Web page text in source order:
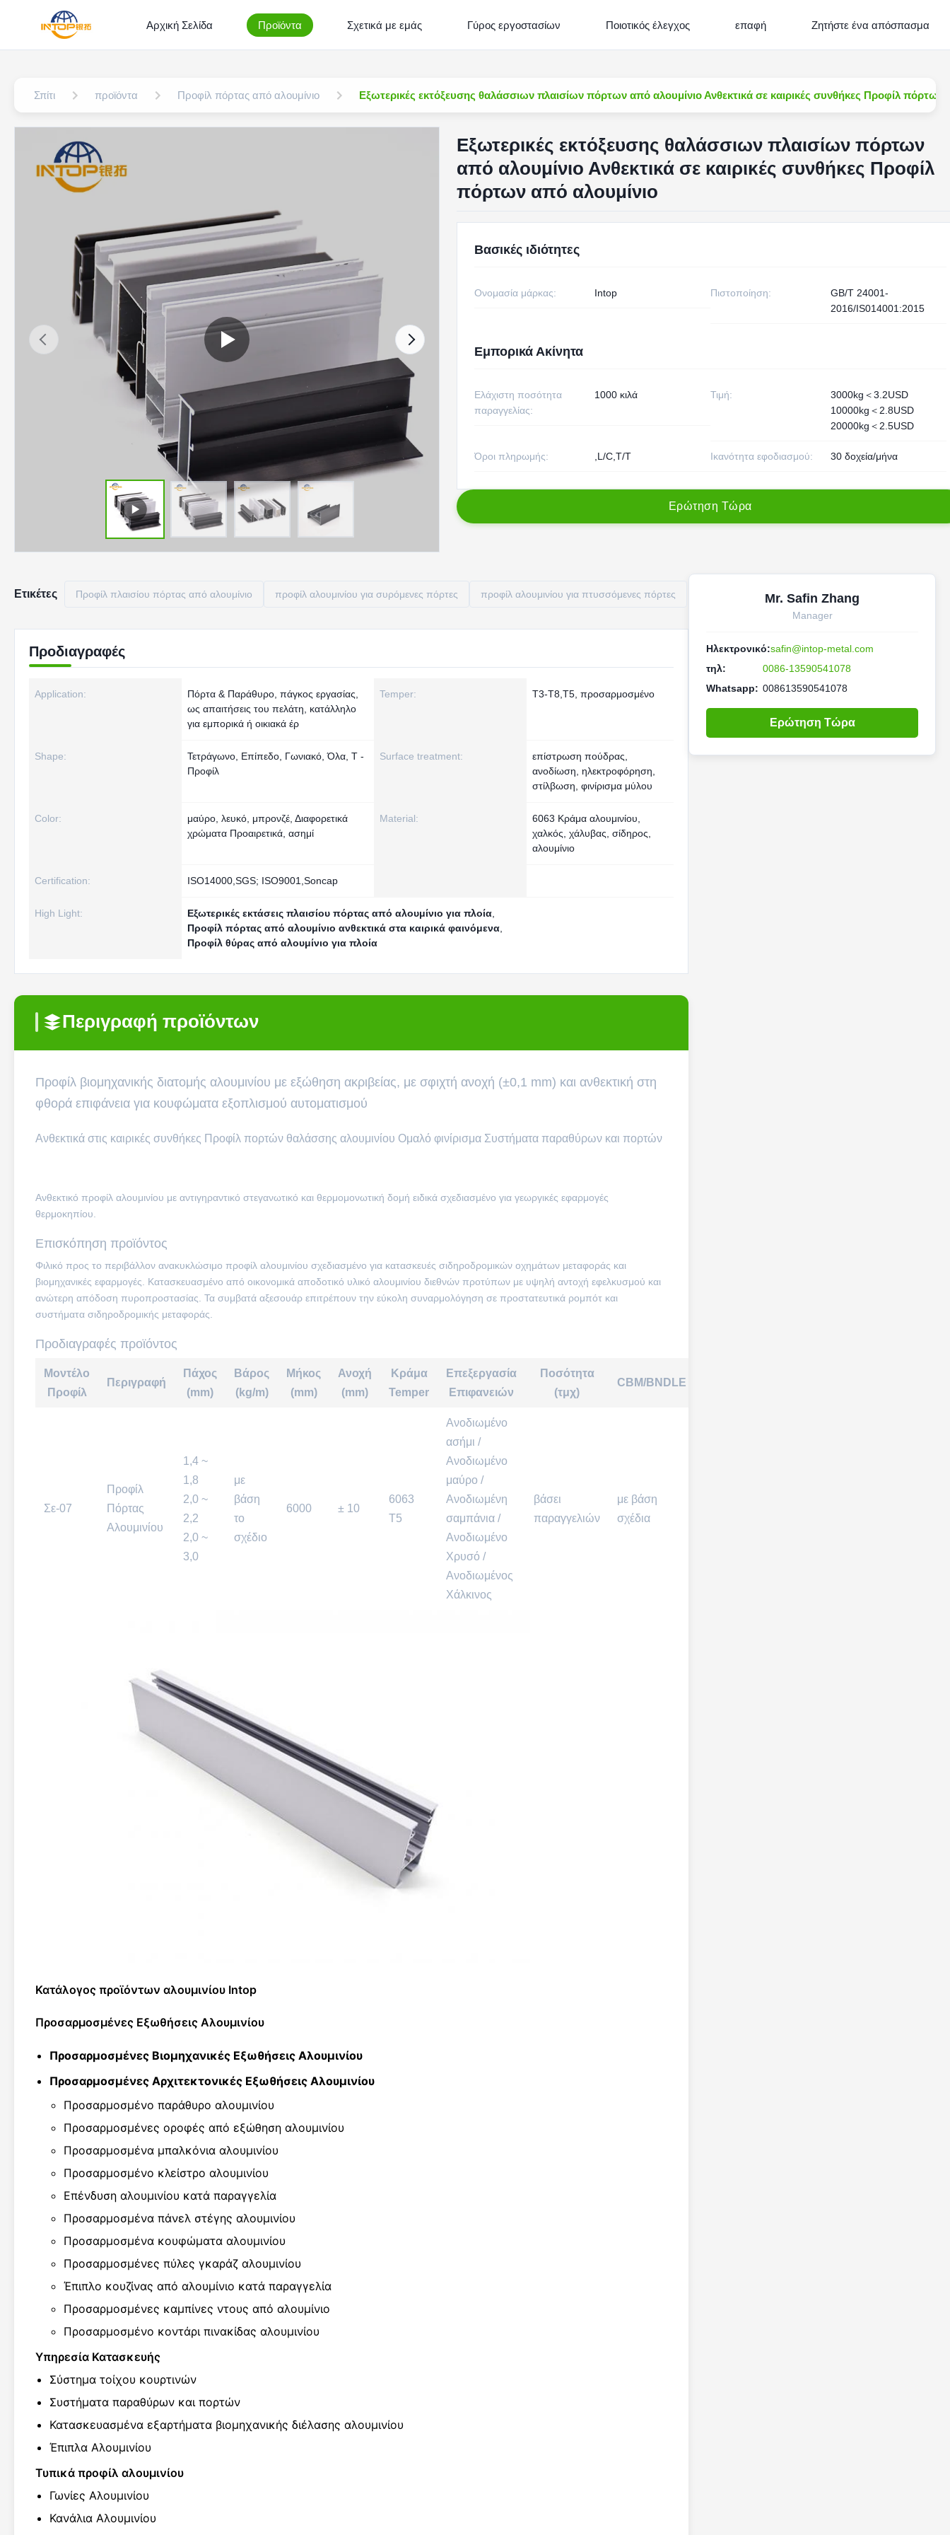
Αρχική Σελίδα Προϊόντα Σχετικά με εμάς Γύρος εργοστασίων Ποιοτικός έλεγχος επαφή Ζητήστε ένα απόσπασμα
Σπίτι προϊόντα Προφίλ πόρτας από αλουμίνιο Εξωτερικές εκτόξευσης θαλάσσιων πλαισίων πόρτων από αλουμίνιο Ανθεκτικά σε καιρικές συνθήκες Προφίλ πόρτων
Εξωτερικές εκτόξευσης θαλάσσιων πλαισίων πόρτων
από αλουμίνιο Ανθεκτικά σε καιρικές συνθήκες Προφίλ
πόρτων από αλουμίνιο
Βασικές ιδιότητες
Ονομασία μάρκας: Intop Πιστοποίηση:
GB/T 24001-
2016/IS014001:2015
Εμπορικά Ακίνητα
Ελάχιστη ποσότητα
παραγγελίας:
1000 κιλά Τιμή:
3000kg＜3.2USD
10000kg＜2.8USD
20000kg＜2.5USD
Όροι πληρωμής: ,L/C,T/T Ικανότητα εφοδιασμού: 30 δοχεία/μήνα
Ερώτηση Τώρα
Ετικέτες Προφίλ πλαισίου πόρτας από αλουμίνιο προφίλ αλουμινίου για συρόμενες πόρτες προφίλ αλουμινίου για πτυσσόμενες πόρτες
Προδιαγραφές
Application:
Πόρτα & Παράθυρο, πάγκος εργασίας,
ως απαιτήσεις του πελάτη, κατάλληλο
για εμπορικά ή οικιακά έρ
Temper: T3-T8,T5, προσαρμοσμένο
Shape:
Τετράγωνο, Επίπεδο, Γωνιακό, Όλα, Τ -
Προφίλ
Surface treatment:
επίστρωση πούδρας,
ανοδίωση, ηλεκτροφόρηση,
στίλβωση, φινίρισμα μύλου
Color:
μαύρο, λευκό, μπρονζέ, Διαφορετικά
χρώματα Προαιρετικά, ασημί
Material:
6063 Κράμα αλουμινίου,
χαλκός, χάλυβας, σίδηρος,
αλουμίνιο
Certification: ISO14000,SGS; ISO9001,Soncap
High Light: Εξωτερικές εκτάσεις πλαισίου πόρτας από αλουμίνιο για πλοία
Προφίλ πόρτας από αλουμίνιο ανθεκτικά στα καιρικά φαινόμενα
Προφίλ θύρας από αλουμίνιο για πλοία
Περιγραφή προϊόντων
Προφίλ βιομηχανικής διατομής αλουμινίου με εξώθηση ακριβείας, με σφιχτή ανοχή (±0,1 mm) και ανθεκτική στη
φθορά επιφάνεια για κουφώματα εξοπλισμού αυτοματισμού
Ανθεκτικά στις καιρικές συνθήκες Προφίλ πορτών θαλάσσης αλουμινίου Ομαλό φινίρισμα Συστήματα παραθύρων και πορτών
Ανθεκτικό προφίλ αλουμινίου με αντιγηραντικό στεγανωτικό και θερμομονωτική δομή ειδικά σχεδιασμένο για γεωργικές εφαρμογές
θερμοκηπίου.
Επισκόπηση προϊόντος
Φιλικό προς το περιβάλλον ανακυκλώσιμο προφίλ αλουμινίου σχεδιασμένο για κατασκευές σιδηροδρομικών οχημάτων μεταφοράς και
βιομηχανικές εφαρμογές. Κατασκευασμένο από οικονομικά αποδοτικό υλικό αλουμινίου διεθνών προτύπων με υψηλή αντοχή εφελκυσμού και
ανώτερη απόδοση πυροπροστασίας. Τα συμβατά αξεσουάρ επιτρέπουν την εύκολη συναρμολόγηση σε προστατευτικά ρομπότ και
συστήματα σιδηροδρομικής μεταφοράς.
Προδιαγραφές προϊόντος
Μοντέλο
Προφίλ
Περιγραφή
Πάχος
(mm)
Βάρος
(kg/m)
Μήκος
(mm)
Ανοχή
(mm)
Κράμα
Temper
Επεξεργασία
Επιφανειών
Ποσότητα
(τμχ)
CBM/BNDLE
Σε-07
Προφίλ
Πόρτας
Αλουμινίου
1,4 ~
1,8
2,0 ~
2,2
2,0 ~
3,0
με
βάση
το
σχέδιο
6000 ± 10
6063
Τ5
Ανοδιωμένο
ασήμι /
Ανοδιωμένο
μαύρο /
Ανοδιωμένη
σαμπάνια /
Ανοδιωμένο
Χρυσό /
Ανοδιωμένος
Χάλκινος
βάσει
παραγγελιών
με βάση
σχέδια
Κατάλογος προϊόντων αλουμινίου Intop
Προσαρμοσμένες Εξωθήσεις Αλουμινίου
Προσαρμοσμένες Βιομηχανικές Εξωθήσεις Αλουμινίου
Προσαρμοσμένες Αρχιτεκτονικές Εξωθήσεις Αλουμινίου
Προσαρμοσμένο παράθυρο αλουμινίου
Προσαρμοσμένες οροφές από εξώθηση αλουμινίου
Προσαρμοσμένα μπαλκόνια αλουμινίου
Προσαρμοσμένο κλείστρο αλουμινίου
Επένδυση αλουμινίου κατά παραγγελία
Προσαρμοσμένα πάνελ στέγης αλουμινίου
Προσαρμοσμένα κουφώματα αλουμινίου
Προσαρμοσμένες πύλες γκαράζ αλουμινίου
Έπιπλο κουζίνας από αλουμίνιο κατά παραγγελία
Προσαρμοσμένες καμπίνες ντους από αλουμίνιο
Προσαρμοσμένο κοντάρι πινακίδας αλουμινίου
Υπηρεσία Κατασκευής
Σύστημα τοίχου κουρτινών
Συστήματα παραθύρων και πορτών
Κατασκευασμένα εξαρτήματα βιομηχανικής διέλασης αλουμινίου
Έπιπλα Αλουμινίου
Τυπικά προφίλ αλουμινίου
Γωνίες Αλουμινίου
Κανάλια Αλουμινίου
Mr. Safin Zhang
Manager
Ηλεκτρονικό:safin@intop-metal.com
τηλ:
0086-13590541078
Whatsapp: 008613590541078
Ερώτηση Τώρα